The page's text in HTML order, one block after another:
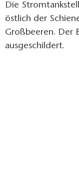
Die
östlich der
Großbeeren. Der
ausgeschildert.